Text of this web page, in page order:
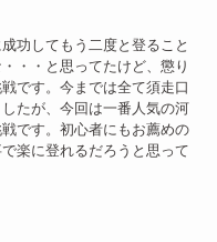
功してもう二度と登ること
・・と思ってたけど、懲り
です。今までは全て須走口
たが、今回は一番人気の河
です。初心者にもお薦めの
楽に登れるだろうと思って